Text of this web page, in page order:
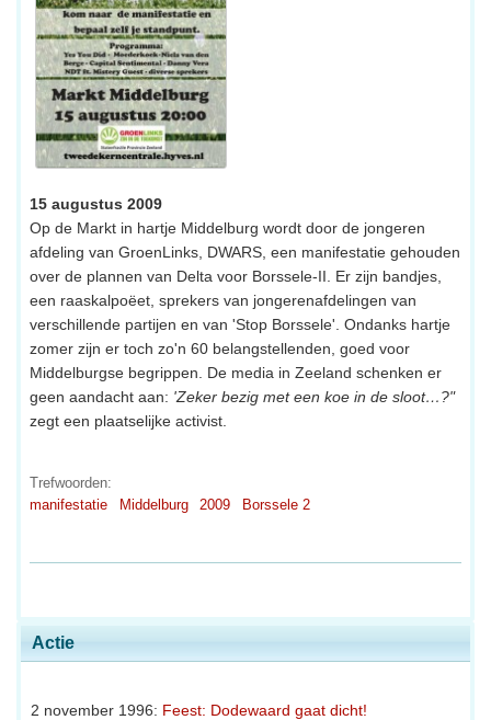
Actie
2 november 1996: Feest: Dodewaard gaat dicht!
15 augustus 2009
Op de Markt in hartje Middelburg wordt door de jongeren
afdeling van GroenLinks, DWARS, een manifestatie gehouden
over de plannen van Delta voor Borssele-II. Er zijn bandjes,
een raaskalpoëet, sprekers van jongerenafdelingen van
verschillende partijen en van 'Stop Borssele'. Ondanks hartje
zomer zijn er toch zo'n 60 belangstellenden, goed voor
Middelburgse begrippen. De media in Zeeland schenken er
geen aandacht aan: 'Zeker bezig met een koe in de sloot…?"
zegt een plaatselijke activist.
Trefwoorden:
manifestatie
Middelburg 2009 Borssele 2